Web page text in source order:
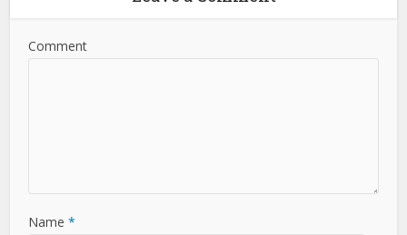
Comment
Name *